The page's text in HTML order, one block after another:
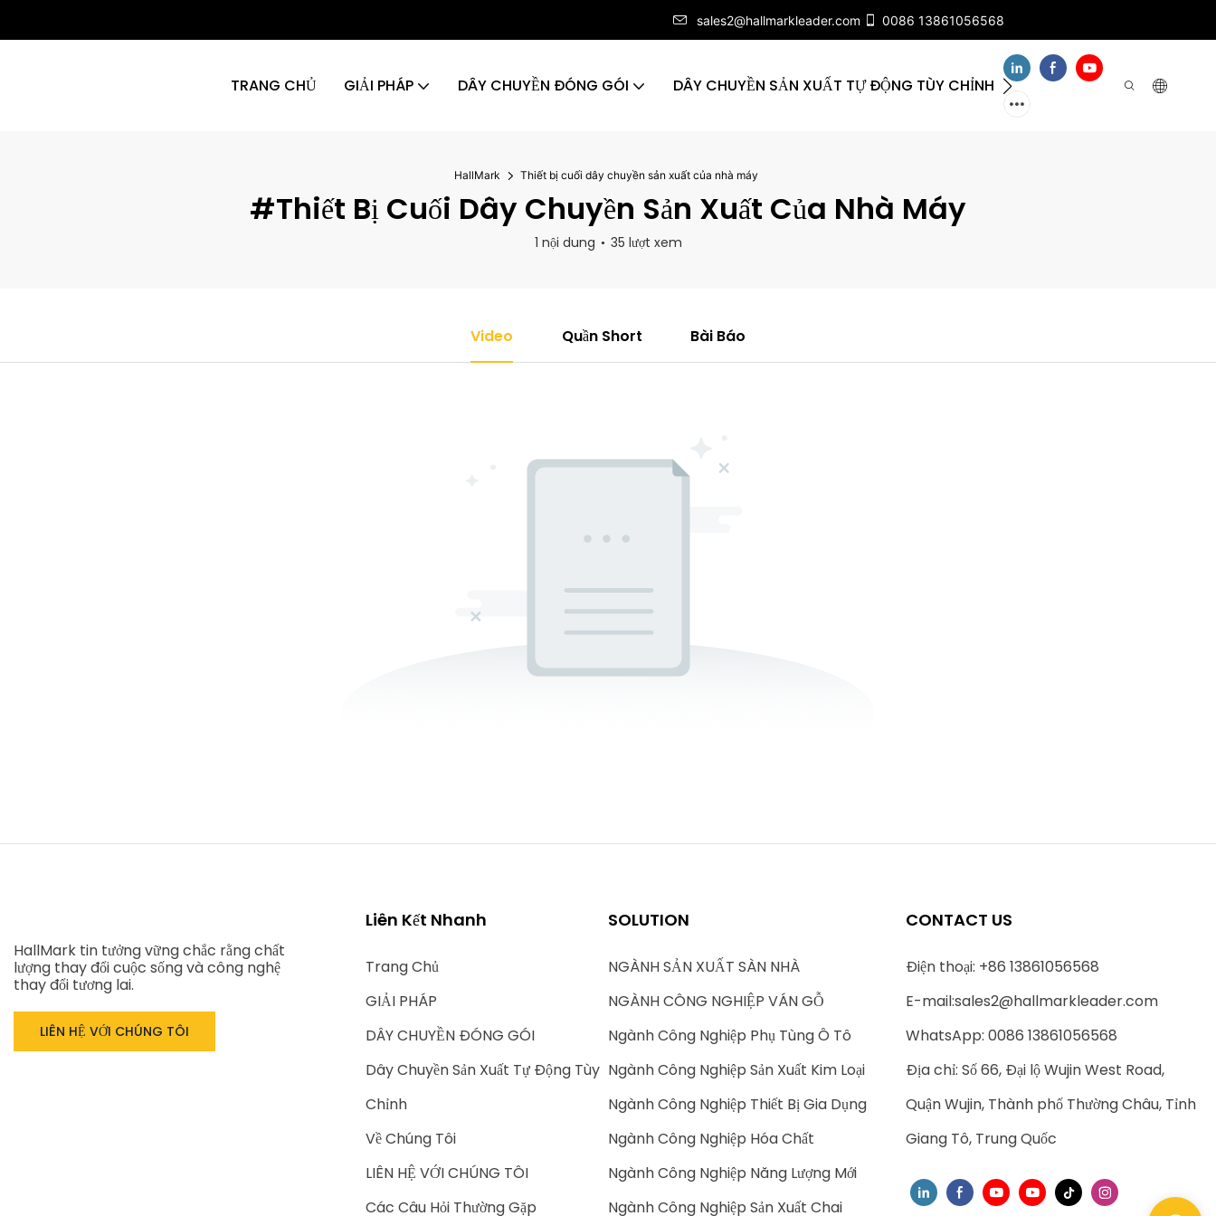
sales2@hallmarkleader.com 0086 13861056568
TRANG CHỦ GIẢI PHÁP DÂY CHUYỀN ĐÓNG GÓI DÂY CHUYỀN SẢN XUẤT TỰ ĐỘNG TÙY CHỈNH VỀ CHÚNG TÔI
HallMark Thiết bị cuối dây chuyền sản xuất của nhà máy
#Thiết Bị Cuối Dây Chuyền Sản Xuất Của Nhà Máy
1 nội dung 35 lượt xem
Video Quần Short Bài Báo
HallMark tin tưởng vững chắc rằng chất
lượng thay đổi cuộc sống và công nghệ
thay đổi tương lai.
LIÊN HỆ VỚI CHÚNG TÔI
Liên Kết Nhanh
Trang Chủ
GIẢI PHÁP
DÂY CHUYỀN ĐÓNG GÓI
Dây Chuyền Sản Xuất Tự Động Tùy
Chỉnh
Về Chúng Tôi
LIÊN HỆ VỚI CHÚNG TÔI
Các Câu Hỏi Thường Gặp
SOLUTION
NGÀNH SẢN XUẤT SÀN NHÀ
NGÀNH CÔNG NGHIỆP VÁN GỖ
Ngành Công Nghiệp Phụ Tùng Ô Tô
Ngành Công Nghiệp Sản Xuất Kim Loại
Ngành Công Nghiệp Thiết Bị Gia Dụng
Ngành Công Nghiệp Hóa Chất
Ngành Công Nghiệp Năng Lượng Mới
Ngành Công Nghiệp Sản Xuất Chai
CONTACT US
Điện thoại: +86 13861056568
E-mail:sales2@hallmarkleader.com
WhatsApp: 0086 13861056568
Địa chỉ: Số 66, Đại lộ Wujin West Road,
Quận Wujin, Thành phố Thường Châu, Tỉnh
Giang Tô, Trung Quốc